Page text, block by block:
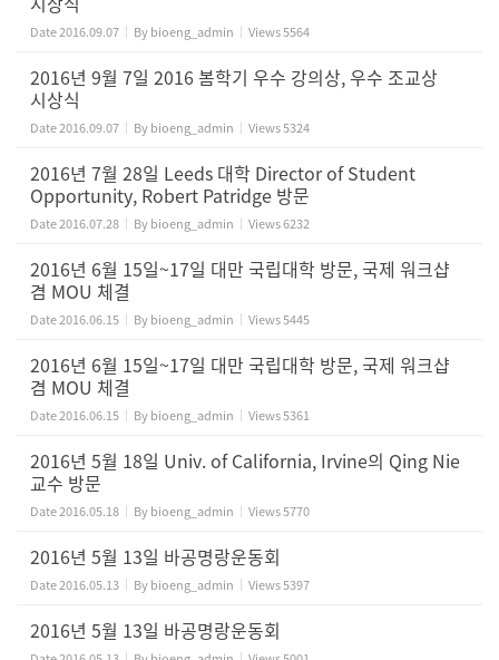
Date2016.09.07 Bybioeng_admin Views5564
2016년 9월 7일 2016 봄학기 우수 강의상, 우수 조교상
시상식
Date2016.09.07 Bybioeng_admin Views5324
2016년 7월 28일 Leeds 대학 Director of Student
Opportunity, Robert Patridge 방문
Date2016.07.28 Bybioeng_admin Views6232
2016년 6월 15일~17일 대만 국립대학 방문, 국제 워크샵
겸 MOU 체결
Date2016.06.15 Bybioeng_admin Views5445
2016년 6월 15일~17일 대만 국립대학 방문, 국제 워크샵
겸 MOU 체결
Date2016.06.15 Bybioeng_admin Views5361
2016년 5월 18일 Univ. of California, Irvine의 Qing Nie
교수 방문
Date2016.05.18 Bybioeng_admin Views5770
2016년 5월 13일 바공명랑운동회
Date2016.05.13 Bybioeng_admin Views5397
2016년 5월 13일 바공명랑운동회